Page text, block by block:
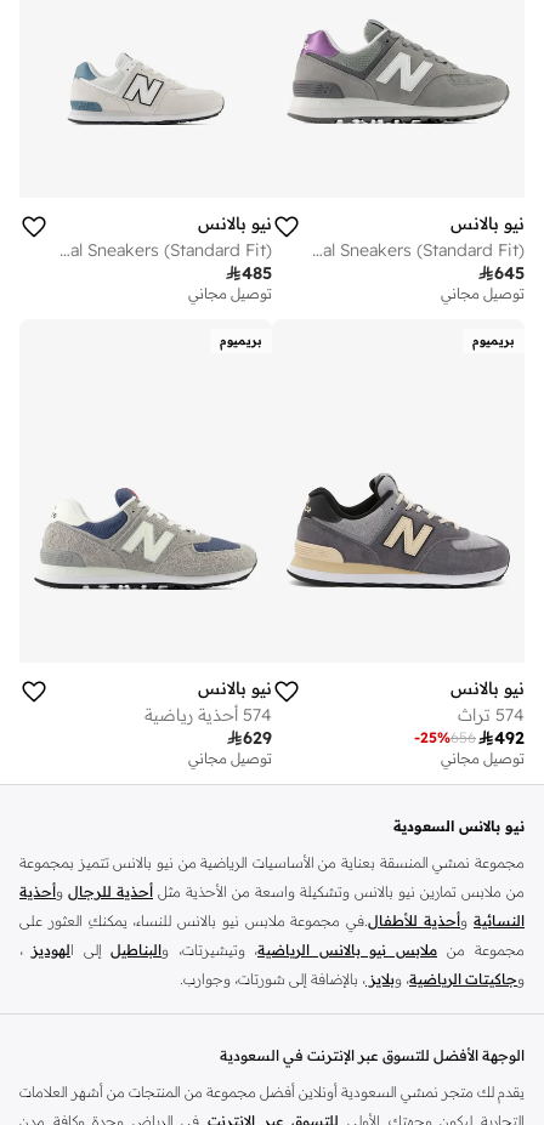
نيو بالانس
Women's 574 casual Sneakers (Standard Fit)
645
توصيل مجاني
نيو بالانس
Kids 574 Lace casual Sneakers (Standard Fit)
485
توصيل مجاني
بريميوم
نيو بالانس
574 تراث
492
656
-25%
توصيل مجاني
بريميوم
نيو بالانس
574 أحذية رياضية
629
توصيل مجاني
نيو بالانس السعودية
مجموعة نمشي المنسقة بعناية من الأساسيات الرياضية من نيو بالانس تتميز بمجموعة
من ملابس تمارين نيو بالانس وتشكيلة واسعة من الأحذية مثل أحذية للرجال وأحذية
النسائية وأحذية للأطفال.في مجموعة ملابس نيو بالانس للنساء، يمكنكِ العثور على
مجموعة من ملابس نيو بالانس الرياضية، وتيشيرتات، والبناطيل إلى الهوديز ،
وجاكيتات الرياضية، وبلايز ، بالإضافة إلى شورتات، وجوارب.
تسوقأزياء الرجال من نيو بالانسللملابس المناسبة للتمرين مثلالملابس الرياضية
التيشرتات الهوديات و سويت شيرتات
قماش وبناطيل متنوعة والجوارب و الملابس الداخلية و
ملابس نيو بلانس والأحذيةبشكل أفضل مع المناسبات الغير رسمية والرياضية وأسلوب
الوجهة الأفضل للتسوق عبر الإنترنت في السعودية
يقدم لك متجر نمشي السعودية أونلاين أفضل مجموعة من المنتجات من أشهر العلامات
التجارية ليكون وجهتك الأولى للتسوق عبر الإنترنت في الرياض وجدة وكافة مدن